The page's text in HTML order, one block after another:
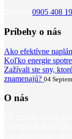
0905 408
Príbehy o nás
Ako efektívne
Koľko energie
Zažívali ste sny,
znamenajú? 04
O nás